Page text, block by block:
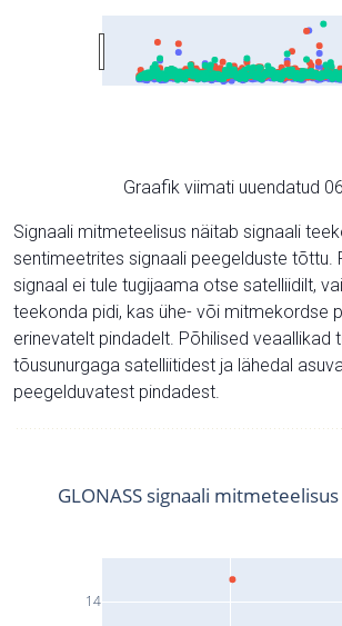
Graafik viimati uuendatud
Signaali mitmeteelisus näitab signaali
sentimeetrites signaali peegelduste tõttu.
signaal ei tule tugijaama otse satelliidilt,
teekonda pidi, kas ühe- või mitmekordse
erinevatelt pindadelt. Põhilised veaallikad
tõusunurgaga satelliitidest ja lähedal
peegelduvatest pindadest.
14
GLONASS signaali mitmeteelisus